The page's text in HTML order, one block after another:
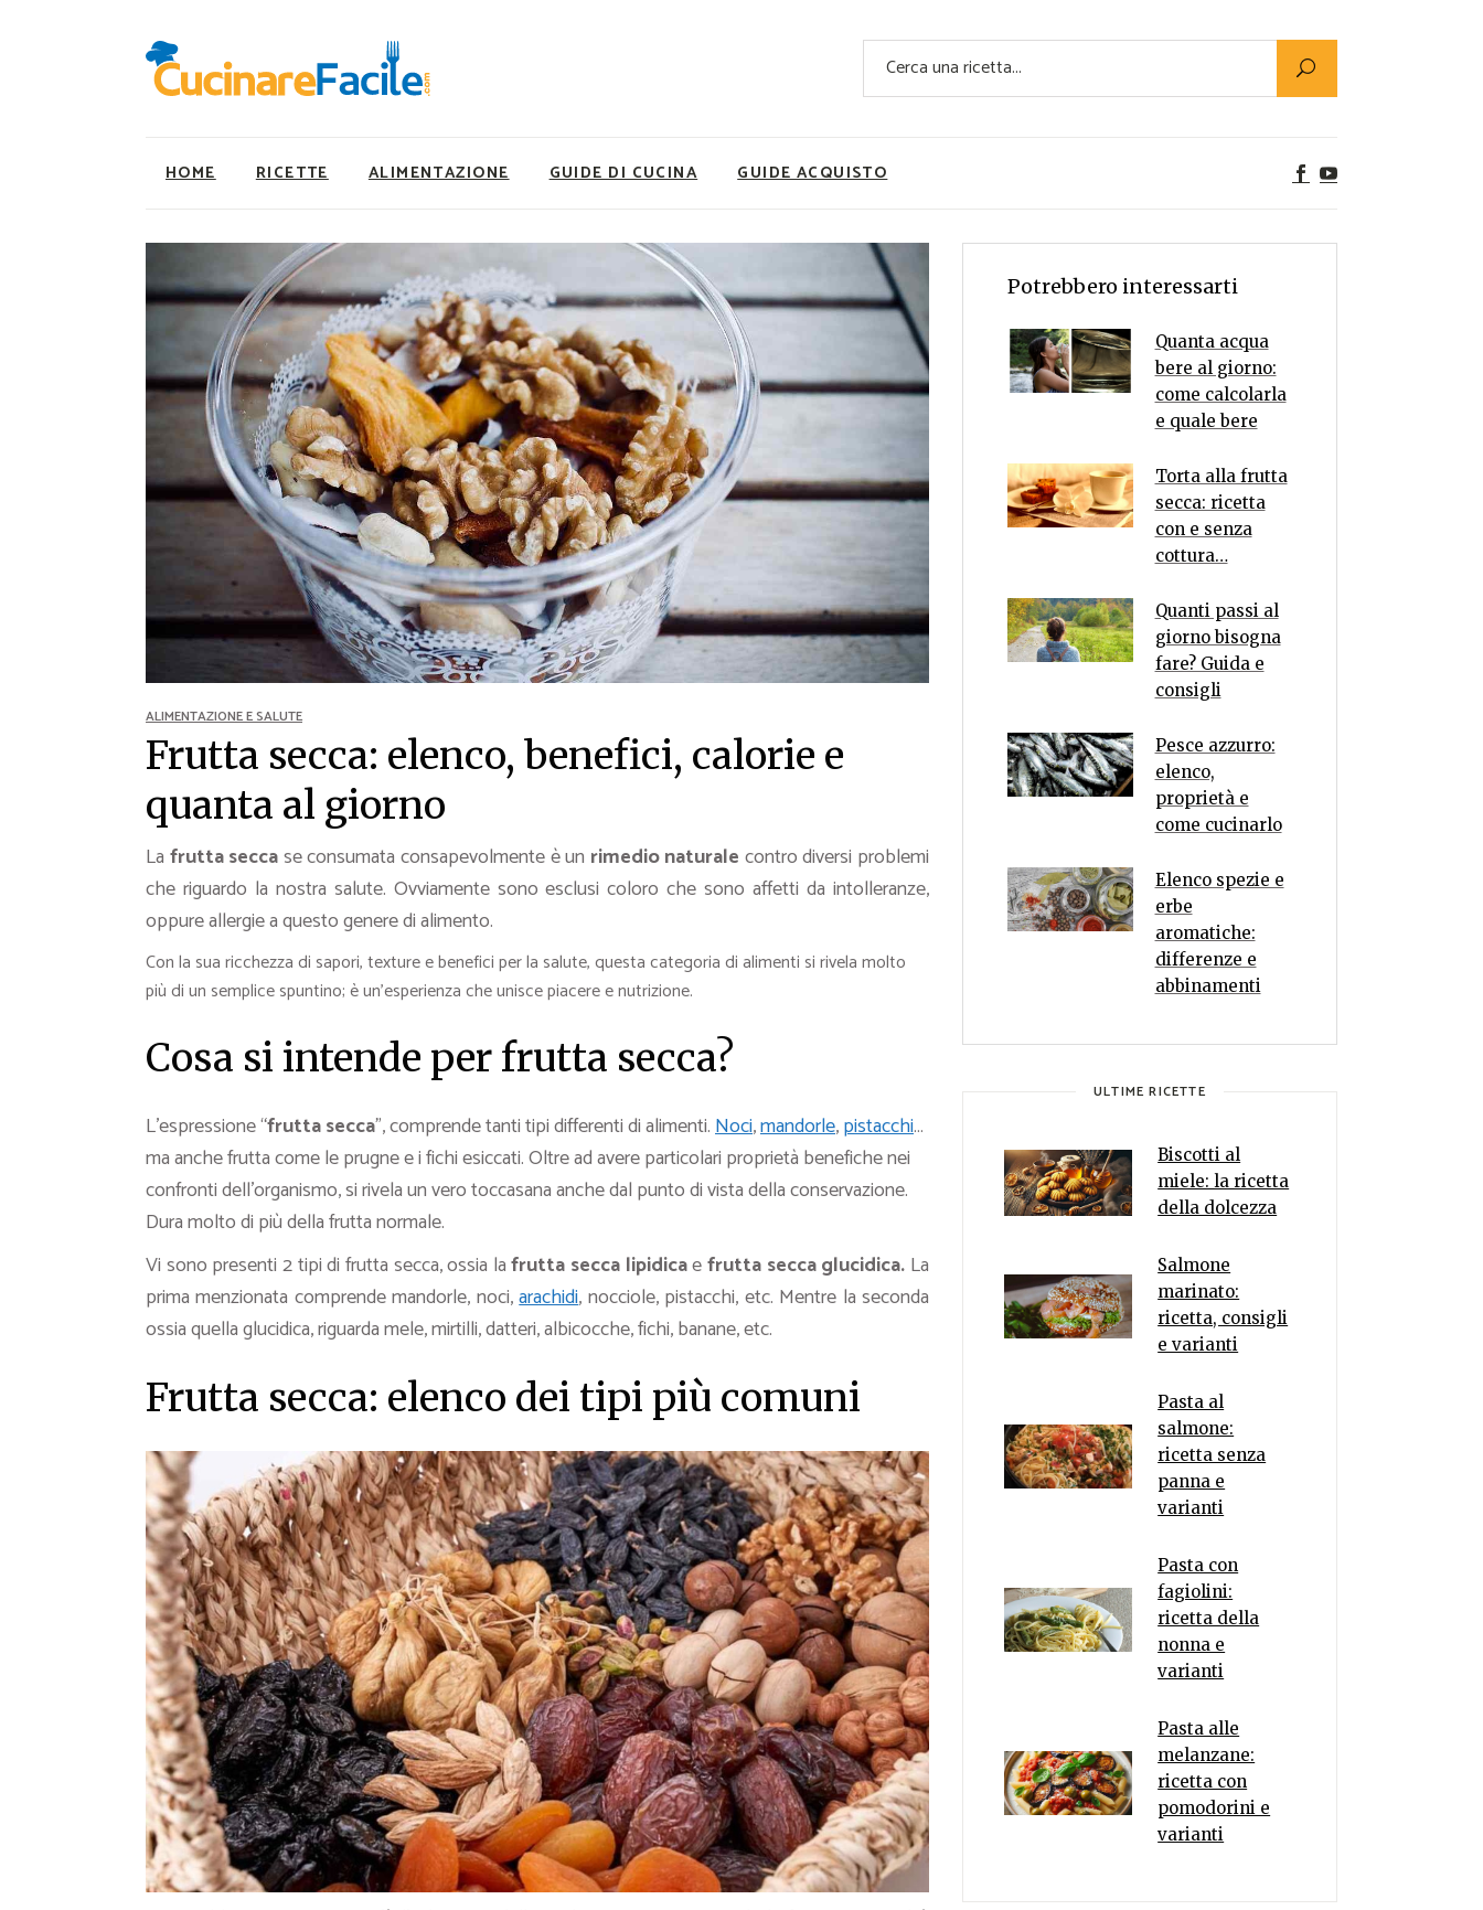
Cerca
HOME RICETTE
Ricette Facili e Veloci
Ricette Primi Piatti
Ricette Antipasti
Ricette Dolci
Ricette Carne
Ricette Secondi
Ricette Pizze e Rustici
Ricette Contorni
Ricette Piatti unici
Ricette Pesce
Video Ricette
Ricette per Ingrediente
ALIMENTAZIONE
Utility
Super Alimenti
Nutrizionista a tavola
Ricette Vegetariane
Ricette Vegane
Rumors
GUIDE DI CUCINA GUIDE ACQUISTO
Ricette Facili e Veloci
Ricette Primi Piatti
Ricette Dolci
Ricette Carne
Ricette Secondi
Ricette Pizze e Rustici
Ricette Contorni
Ricette Piatti unici
Video Ricette
Utility
Super Alimenti
Ricette Vegetariane
Rumors
ALIMENTAZIONE E SALUTE
Frutta secca: elenco, benefici, calorie e
quanta al giorno
La frutta seccase consumata consapevolmente è un rimedio naturale contro diversi problemi
che riguardo la nostra salute. Ovviamente sono esclusi coloro che sono affetti da intolleranze,
oppure allergie a questo genere di alimento.
Con la sua ricchezza di sapori, texture e benefici per la salute, questa categoria di alimenti si rivela molto
più di un semplice spuntino; è un’esperienza che unisce piacere e nutrizione.
Cosa si intende per frutta secca?
L’espressione “frutta secca”, comprende tanti tipi differenti di alimenti.Noci,mandorle,pistacchi…
ma anche frutta come le prugne e i fichi esiccati. Oltre ad avere particolari proprietà benefiche nei
confronti dell’organismo, si rivela un vero toccasana anche dal punto di vista della conservazione.
Dura molto di più della frutta normale.
Vi sono presenti 2 tipi di frutta secca, ossia lafrutta secca lipidicaefrutta secca glucidica. La
prima menzionata comprende mandorle, noci,arachidi, nocciole, pistacchi, etc. Mentre la seconda
ossia quella glucidica, riguarda mele, mirtilli, datteri, albicocche, fichi, banane, etc.
Frutta secca: elenco dei tipi più comuni
Potrebbero interessarti
Quanta acqua
bere al giorno:
come calcolarla
e quale bere
Torta alla frutta
secca: ricetta
con e senza
cottura…
Quanti passi al
giorno bisogna
fare? Guida e
consigli
Pesce azzurro:
elenco,
proprietà e
come cucinarlo
Elenco spezie e
erbe
aromatiche:
differenze e
abbinamenti
ULTIME RICETTE
Biscotti al
miele: la ricetta
della dolcezza
Salmone
marinato:
ricetta, consigli
e varianti
Pasta al
salmone:
ricetta senza
panna e
varianti
Pasta con
fagiolini:
ricetta della
nonna e
varianti
Pasta alle
melanzane:
ricetta con
pomodorini e
varianti